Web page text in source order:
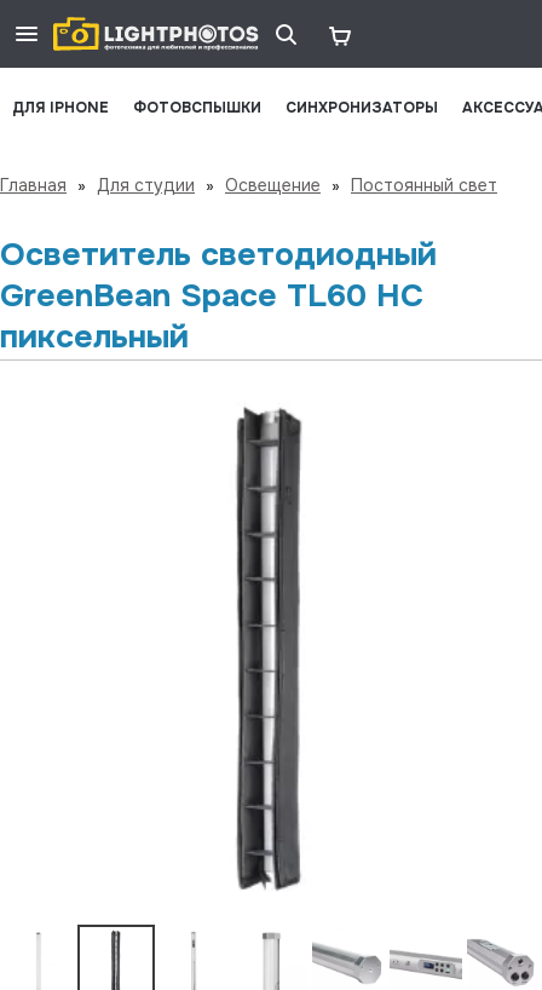
ДЛЯ IPHONE ФОТОВСПЫШКИ СИНХРОНИЗАТОРЫ
Главная » Для студии » Освещение » Постоянный свет
Осветитель cветодиодный
GreenBean Space TL60 HC
пиксельный